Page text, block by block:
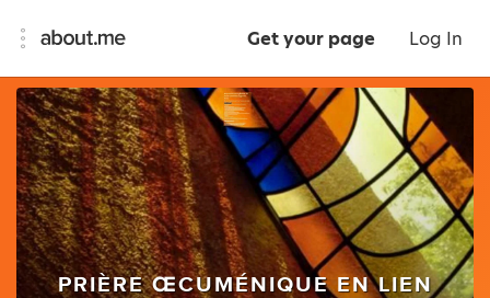
Get your page Log In
PRIÈRE ŒCUMÉNIQUE EN LIEN